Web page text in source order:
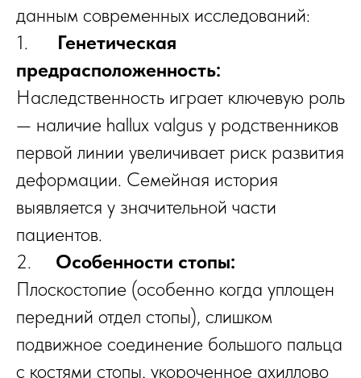
данным современных исследований:
1. Генетическая
предрасположенность:
Наследственность играет ключевую роль
— наличие hallux valgus у родственников
первой линии увеличивает риск развития
деформации. Семейная история
выявляется у значительной части
пациентов.
2. Особенности стопы:
Плоскостопие (особенно когда уплощен
передний отдел стопы), слишком
подвижное соединение большого пальца
с костями стопы, укороченное ахиллово